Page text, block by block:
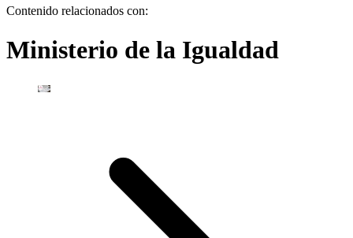
Contenido relacionados con:
Ministerio de la Igualdad